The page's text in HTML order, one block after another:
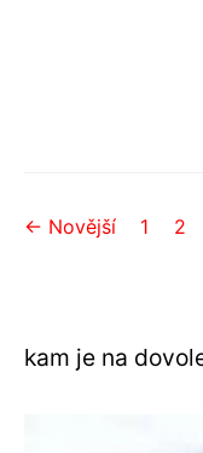
← Novější 1 2
kam je na